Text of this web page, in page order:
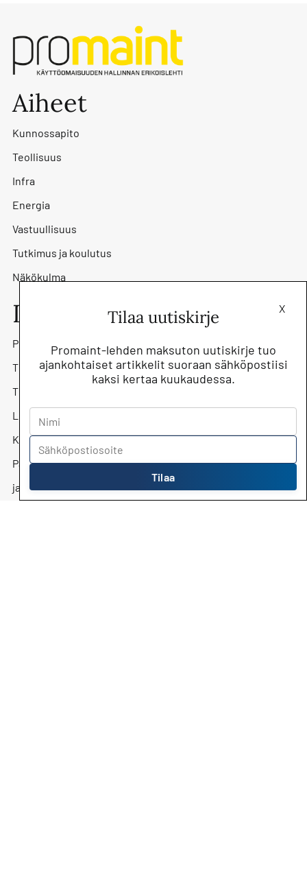
Aiheet
Kunnossapito
Teollisuus
Infra
Energia
Vastuullisuus
Tutkimus ja koulutus
Näkökulma
Lehti
Promaint-lehti
Tilaa lehti
Tilaa uutiskirje
Lehtiarkisto
Kunnossapitoyhdistys Promaint ry
Päätoimittaja Jari Kostiainen
jari.kostiainen@kunnossapito.fi
X
Tilaa uutiskirje
Promaint-lehden maksuton uutiskirje tuo
ajankohtaiset artikkelit suoraan sähköpostiisi
kaksi kertaa kuukaudessa.
Tilaa